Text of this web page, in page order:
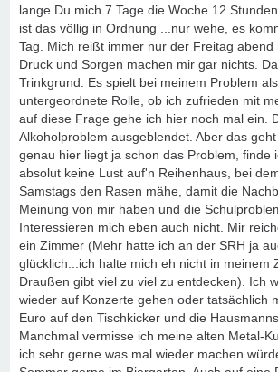
lange Du mich 7 Tage die Woche 12
ist das völlig in Ordnung ...nur wehe, es
Tag. Mich reißt immer nur der Freitag abend
Druck und Sorgen machen mir gar nichts.
Trinkgrund. Es spielt bei meinem Problem
untergeordnete Rolle, ob ich zufrieden mit
auf diese Frage gehe ich hier noch mal ein.
Alkoholproblem ausgeblendet. Aber das
genau hier liegt ja schon das Problem, finde
absolut keine Lust auf'n Reihenhaus, bei
Samstags den Rasen mähe, damit die
Meinung von mir haben und die
Interessieren mich eben auch nicht. Mir
ein Zimmer (Mehr hatte ich an der SRH ja
glücklich...ich halte mich eh nicht in meinem
Draußen gibt viel zu viel zu entdecken). Ich
wieder auf Konzerte gehen oder tatsächlich
Euro auf den Tischkicker und die
Manchmal vermisse ich meine alten Metal-
ich sehr gerne was mal wieder machen